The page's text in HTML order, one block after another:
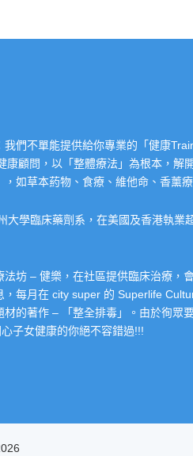
我們不單能提供給你專業的「健康
康顧問，以「整體療法」為根本，解
如草本葯物、食療、維他命、香薰
大學臨床藥劑系，在美國及香港執業
坊 – 健樂，在社區提供臨床治療，
每月在 city super 的 Superlife
的著作 – 「整全排毒」。由於徇眾
子女健康的你絕不容錯過!!!